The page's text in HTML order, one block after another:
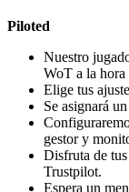
Piloted
Nuestro
WoT a la hora
Elige tus
Se asignará
gestor y
Disfruta de
Trustpilot.
Espera un